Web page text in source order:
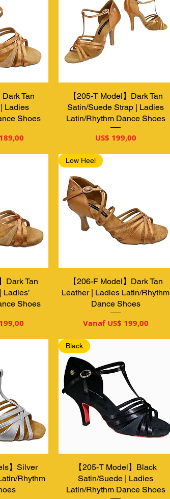
Dark Tan
Ladies
Shoes
Snel overzicht
【205-T Model】Dark Tan
Satin/Suede Strap | Ladies
Latin/Rhythm Dance Shoes
Prijs
US$ 199,00
Dark Tan
Shoes
Snel overzicht
Low Heel
【206-F Model】Dark Tan
Leather | Ladies Latin/Rhythm
Dance Shoes
VanafUS$ 199,00
Verkoopprijs
】Silver
Rhythm
Snel overzicht
Black
【205-T Model】Black
Satin/Suede | Ladies
Latin/Rhythm Dance Shoes